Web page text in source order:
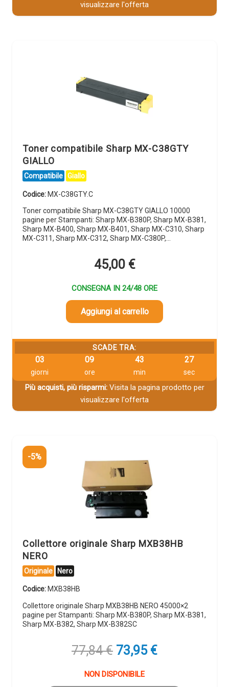
visualizzare l'offerta
Toner compatibile Sharp MX-C38GTY
GIALLO
Compatibile Giallo
Codice:MX-C38GTY.C
Toner compatibile Sharp MX-C38GTY GIALLO 10000
pagine per Stampanti: Sharp MX-B380P, Sharp MX-B381,
Sharp MX-B400, Sharp MX-B401, Sharp MX-C310, Sharp
MX-C311, Sharp MX-C312, Sharp MX-C380P,…
45,00 €
CONSEGNA IN 24/48 ORE
Aggiungi al carrello
SCADE TRA:
03
giorni
09
ore
43
min
26
sec
Più acquisti, più risparmi:Visita la pagina prodotto per
visualizzare l'offerta
-5%
Collettore originale Sharp MXB38HB
NERO
Originale Nero
Codice: MXB38HB
Collettore originale Sharp MXB38HB NERO 45000×2
pagine per Stampanti: Sharp MX-B380P, Sharp MX-B381,
Sharp MX-B382, Sharp MX-B382SC
77,84€ Il
originale
73,95 €Il
NON DISPONIBILE